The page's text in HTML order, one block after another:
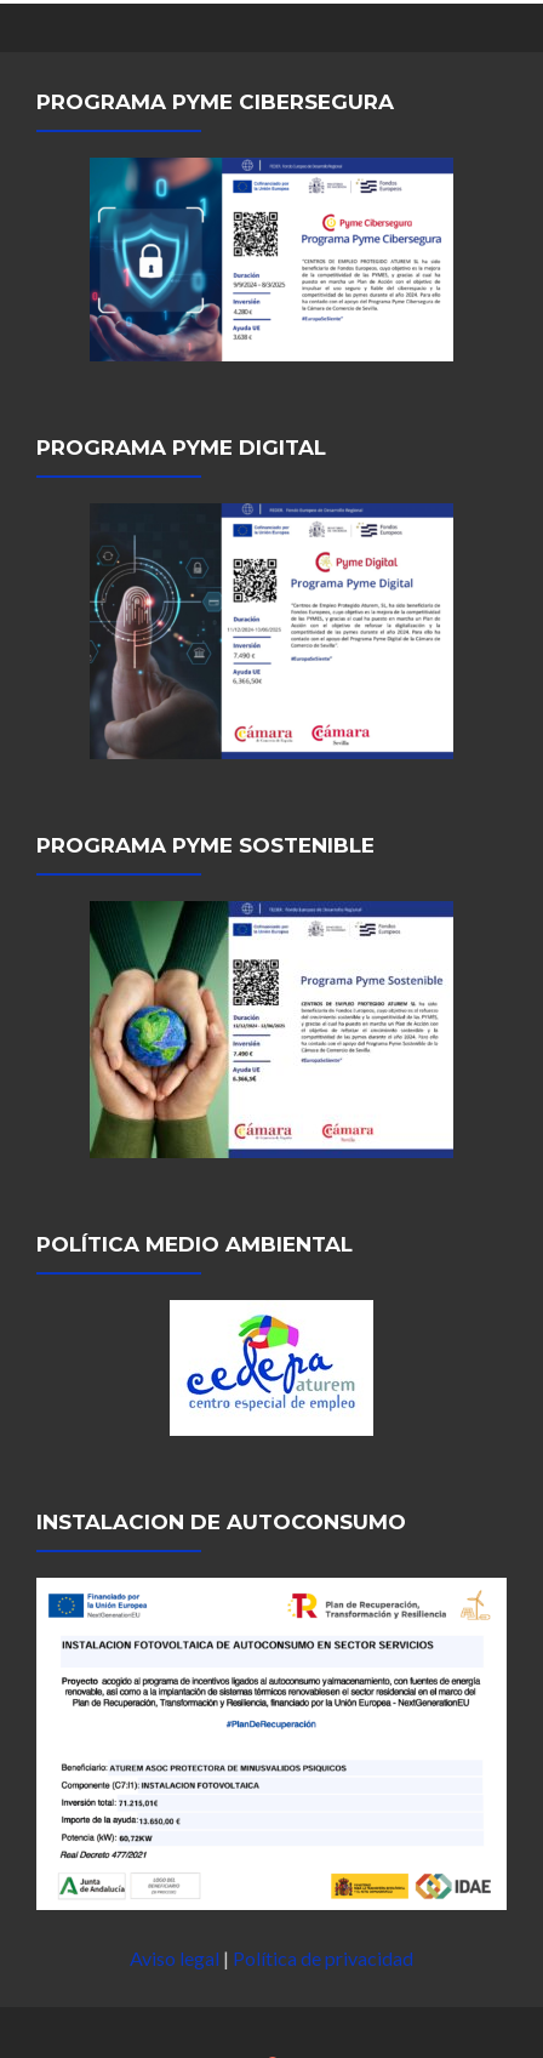
PROGRAMA PYME CIBERSEGURA
PROGRAMA PYME DIGITAL
PROGRAMA PYME SOSTENIBLE
POLÍTICA MEDIO AMBIENTAL
INSTALACION DE AUTOCONSUMO
Aviso legal | Política de privacidad